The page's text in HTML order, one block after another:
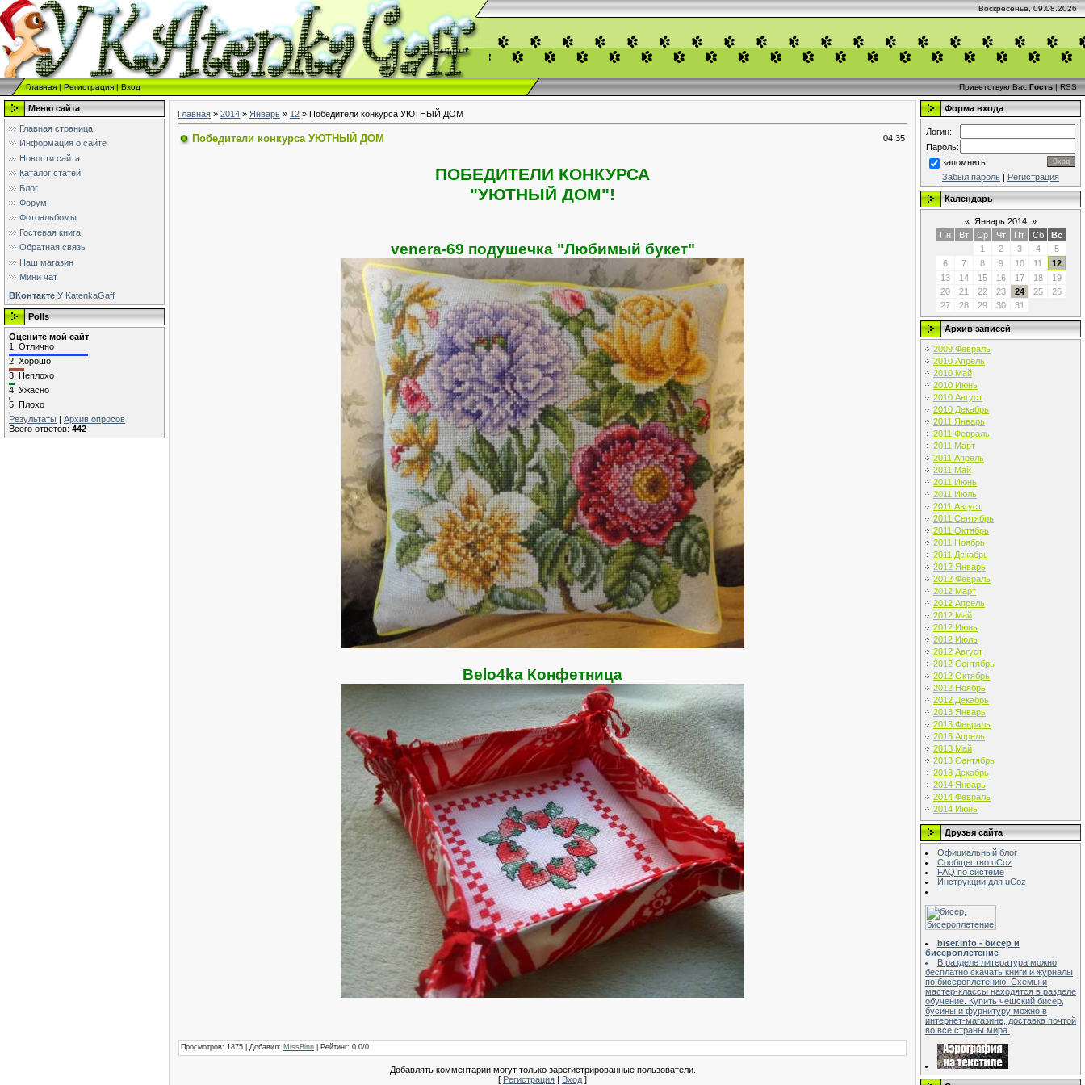
Воскресенье, 09.08.2026
Главная|Регистрация|Вход Приветствую Вас Гость|RSS
Меню сайта
Главная страница
Информация о сайте
Новости сайта
Каталог статей
Блог
Форум
Фотоальбомы
Гостевая книга
Обратная связь
Наш магазин
Мини чат
ВКонтакте У KatenkaGaff
Polls
Оцените мой сайт
1. Отлично
2. Хорошо
3. Неплохо
4. Ужасно
5. Плохо
Результаты | Архив опросов
Всего ответов: 442
Главная » 2014 » Январь » 12 » Победители конкурса УЮТНЫЙ ДОМ
Победители конкурса УЮТНЫЙ ДОМ 04:35
ПОБЕДИТЕЛИ КОНКУРСА
"УЮТНЫЙ ДОМ"!
venera-69 подушечка "Любимый букет"
Belo4ka Конфетница
Просмотров: 1875 | Добавил: MissBinn Рейтинг: 0.0/0
Добавлять комментарии могут только зарегистрированные пользователи.
[ Регистрация | Вход ]
Форма входа
Логин:
Пароль:
запомнить
Забыл пароль | Регистрация
Календарь
« Январь 2014 »
Пн
Вт Ср Чт Пт Сб
Вс
1
2 3 4
5
6
7 8 9 10 11
12
13
14 15 16 17 18
19
20
21 22 23 24 25
26
27
28 29 30 31
Архив записей
2009 Февраль
2010 Апрель
2010 Май
2010 Июнь
2010 Август
2010 Декабрь
2011 Январь
2011 Февраль
2011 Март
2011 Апрель
2011 Май
2011 Июнь
2011 Июль
2011 Август
2011 Сентябрь
2011 Октябрь
2011 Ноябрь
2011 Декабрь
2012 Январь
2012 Февраль
2012 Март
2012 Апрель
2012 Май
2012 Июнь
2012 Июль
2012 Август
2012 Сентябрь
2012 Октябрь
2012 Ноябрь
2012 Декабрь
2013 Январь
2013 Февраль
2013 Апрель
2013 Май
2013 Сентябрь
2013 Декабрь
2014 Январь
2014 Февраль
2014 Июнь
Друзья сайта
Официальный блог
Сообщество uCoz
FAQ по системе
Инструкции для uCoz
biser.info - бисер и
бисероплетение
В разделе литература можно
бесплатно скачать книги и журналы
по бисероплетению. Схемы и
мастер-классы находятся в разделе
обучение. Купить чешский бисер,
бусины и фурнитуру можно в
интернет-магазине, доставка почтой
во все страны мира.